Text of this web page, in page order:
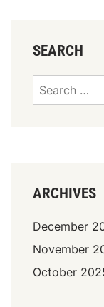
SEARCH
Search
ARCHIVES
December
November
October